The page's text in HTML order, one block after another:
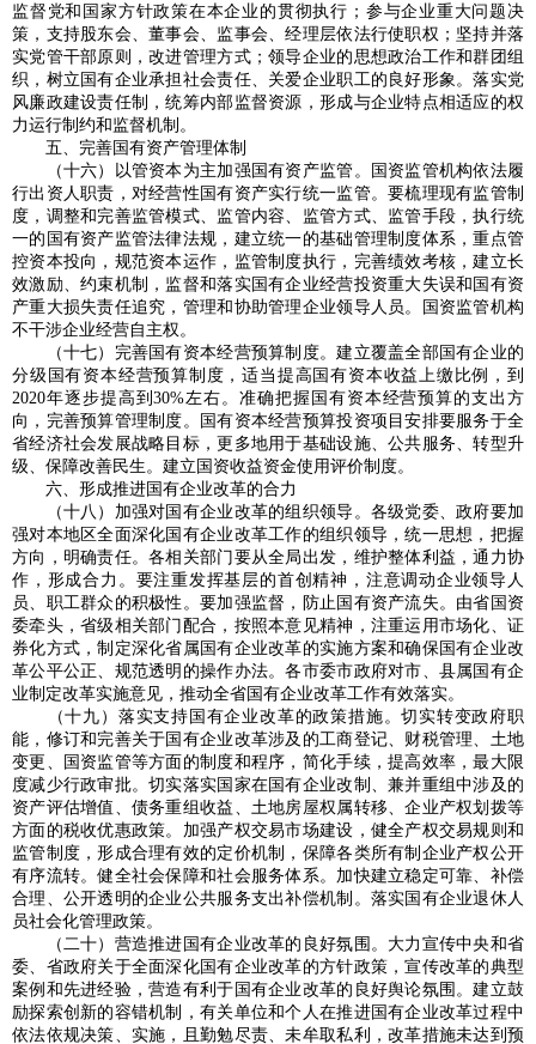
监督党和国家方针政策在本企业的贯彻执行；参与企业重大问题决
策，支持股东会、董事会、监事会、经理层依法行使职权；坚持并落
实党管干部原则，改进管理方式；领导企业的思想政治工作和群团组
织，树立国有企业承担社会责任、关爱企业职工的良好形象。落实党
风廉政建设责任制，统筹内部监督资源，形成与企业特点相适应的权
力运行制约和监督机制。
五、完善国有资产管理体制
（十六）以管资本为主加强国有资产监管。国资监管机构依法履
行出资人职责，对经营性国有资产实行统一监管。要梳理现有监管制
度，调整和完善监管模式、监管内容、监管方式、监管手段，执行统
一的国有资产监管法律法规，建立统一的基础管理制度体系，重点管
控资本投向，规范资本运作，监管制度执行，完善绩效考核，建立长
效激励、约束机制，监督和落实国有企业经营投资重大失误和国有资
产重大损失责任追究，管理和协助管理企业领导人员。国资监管机构
不干涉企业经营自主权。
（十七）完善国有资本经营预算制度。建立覆盖全部国有企业的
分级国有资本经营预算制度，适当提高国有资本收益上缴比例，到
2020年逐步提高到30%左右。准确把握国有资本经营预算的支出方
向，完善预算管理制度。国有资本经营预算投资项目安排要服务于全
省经济社会发展战略目标，更多地用于基础设施、公共服务、转型升
级、保障改善民生。建立国资收益资金使用评价制度。
六、形成推进国有企业改革的合力
（十八）加强对国有企业改革的组织领导。各级党委、政府要加
强对本地区全面深化国有企业改革工作的组织领导，统一思想，把握
方向，明确责任。各相关部门要从全局出发，维护整体利益，通力协
作，形成合力。要注重发挥基层的首创精神，注意调动企业领导人
员、职工群众的积极性。要加强监督，防止国有资产流失。由省国资
委牵头，省级相关部门配合，按照本意见精神，注重运用市场化、证
券化方式，制定深化省属国有企业改革的实施方案和确保国有企业改
革公平公正、规范透明的操作办法。各市委市政府对市、县属国有企
业制定改革实施意见，推动全省国有企业改革工作有效落实。
（十九）落实支持国有企业改革的政策措施。切实转变政府职
能，修订和完善关于国有企业改革涉及的工商登记、财税管理、土地
变更、国资监管等方面的制度和程序，简化手续，提高效率，最大限
度减少行政审批。切实落实国家在国有企业改制、兼并重组中涉及的
资产评估增值、债务重组收益、土地房屋权属转移、企业产权划拨等
方面的税收优惠政策。加强产权交易市场建设，健全产权交易规则和
监管制度，形成合理有效的定价机制，保障各类所有制企业产权公开
有序流转。健全社会保障和社会服务体系。加快建立稳定可靠、补偿
合理、公开透明的企业公共服务支出补偿机制。落实国有企业退休人
员社会化管理政策。
（二十）营造推进国有企业改革的良好氛围。大力宣传中央和省
委、省政府关于全面深化国有企业改革的方针政策，宣传改革的典型
案例和先进经验，营造有利于国有企业改革的良好舆论氛围。建立鼓
励探索创新的容错机制，有关单位和个人在推进国有企业改革过程中
依法依规决策、实施，且勤勉尽责、未牟取私利，改革措施未达到预